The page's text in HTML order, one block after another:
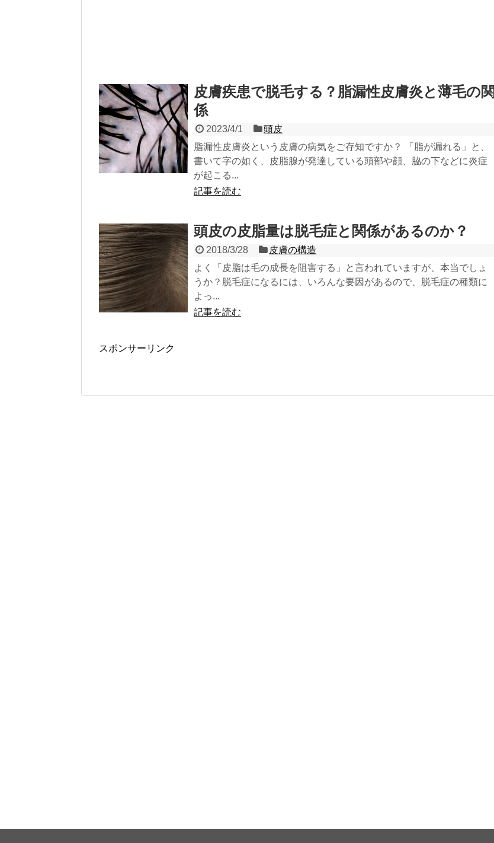
皮膚疾患で脱毛する？脂漏性皮膚炎と薄毛の関
係
2023/4/1
頭皮
脂漏性皮膚炎という皮膚の病気をご存知ですか？ 「脂が漏れる」と、
書いて字の如く、皮脂腺が発達している頭部や顔、脇の下などに炎症
が起こる...
記事を読む
頭皮の皮脂量は脱毛症と関係があるのか？
2018/3/28
皮膚の構造
よく「皮脂は毛の成長を阻害する」と言われていますが、本当でしょ
うか？脱毛症になるには、いろんな要因があるので、脱毛症の種類に
よっ...
記事を読む
スポンサーリンク